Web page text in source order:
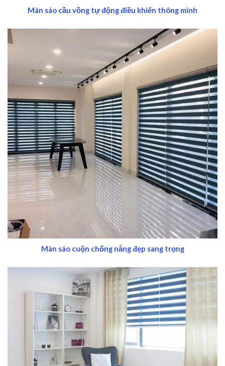
Màn sáo cầu vồng tự động điều khiển thông minh
Màn sáo cuộn chống nắng đẹp sang trọng